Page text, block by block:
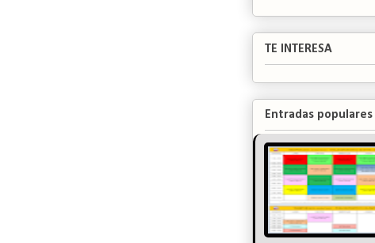
TE INTERESA
Entradas populares